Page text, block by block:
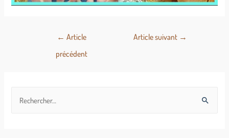
← Article
précédent
Article suivant →